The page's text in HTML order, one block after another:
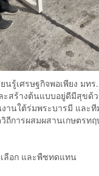
เศรษฐกิจพอเพียง มท
ะสร้างต้นแบบอยู่ดีมีสุข
านใต้ร่มพระบารมี และ
ถีการผสมผสานเกษตร
ลือก และพืชทดแทน